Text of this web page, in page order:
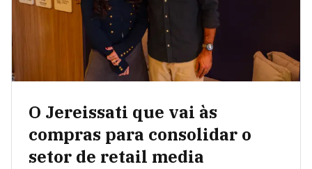
O Jereissati que vai às
compras para consolidar o
setor de retail media